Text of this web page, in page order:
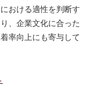
おける適性を判断す
、企業文化に合った
率向上にも寄与して